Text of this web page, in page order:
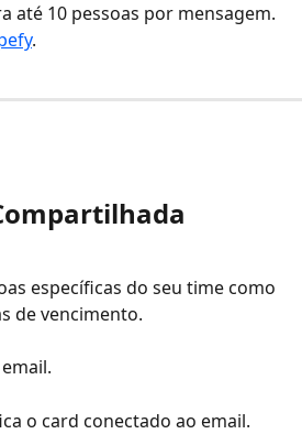
até 10 pessoas por mensagem.
.
específicas do seu time como
de vencimento.
o card conectado ao email.